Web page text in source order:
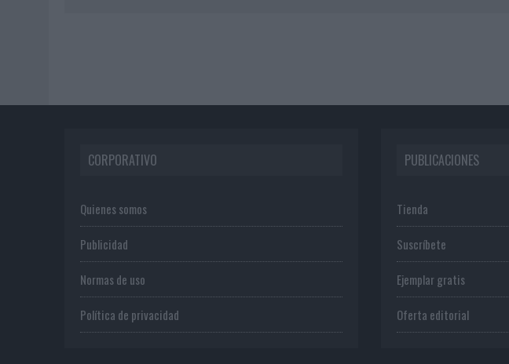
CORPORATIVO
Quienes somos
Publicidad
Normas de uso
Política de privacidad
PUBLICACIONES
Tienda
Suscríbete
Ejemplar gratis
Oferta editorial